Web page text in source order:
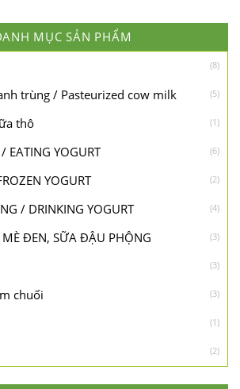
MỤC SẢN PHẨM
(8)
trùng / Pasteurized cow milk (5)
thô (1)
EATING YOGURT (6)
YOGURT (2)
/ DRINKING YOGURT (4)
ĐEN, SỮA ĐẬU PHỘNG (3)
(3)
chuối (3)
(1)
(2)